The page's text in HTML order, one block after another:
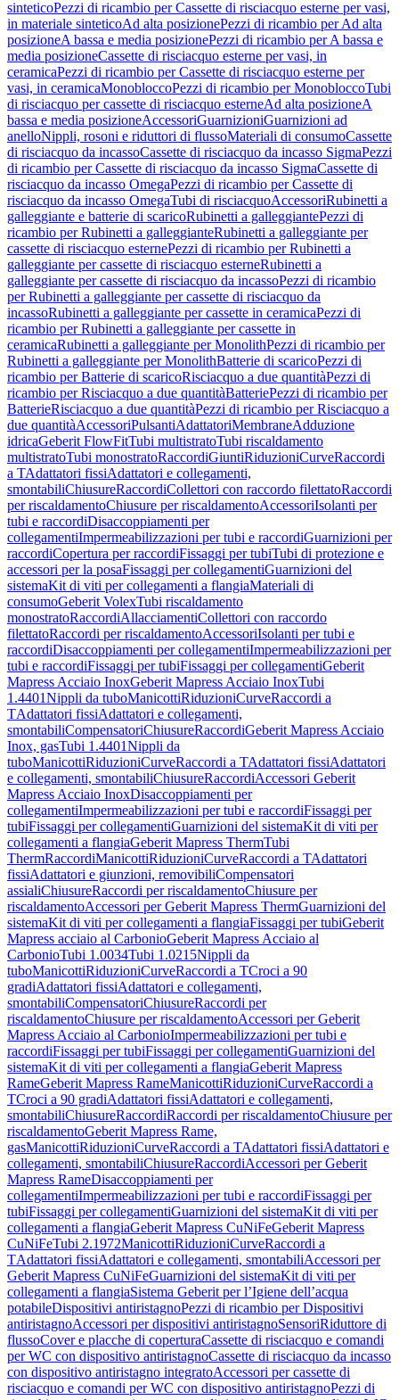
sinteticoPezzi di ricambio per Cassette di risciacquo esterne per vasi,
in materiale sinteticoAd alta posizionePezzi di ricambio per Ad alta
posizioneA bassa e media posizionePezzi di ricambio per A bassa e
media posizioneCassette di risciacquo esterne per vasi, in
ceramicaPezzi di ricambio per Cassette di risciacquo esterne per
vasi, in ceramicaMonobloccoPezzi di ricambio per MonobloccoTubi
di risciacquo per cassette di risciacquo esterneAd alta posizioneA
bassa e media posizioneAccessoriGuarnizioniGuarnizioni ad
anelloNippli, rosoni e riduttori di flussoMateriali di consumoCassette
di risciacquo da incassoCassette di risciacquo da incasso SigmaPezzi
di ricambio per Cassette di risciacquo da incasso SigmaCassette di
risciacquo da incasso OmegaPezzi di ricambio per Cassette di
risciacquo da incasso OmegaTubi di risciacquoAccessoriRubinetti a
galleggiante e batterie di scaricoRubinetti a galleggiantePezzi di
ricambio per Rubinetti a galleggianteRubinetti a galleggiante per
cassette di risciacquo esternePezzi di ricambio per Rubinetti a
galleggiante per cassette di risciacquo esterneRubinetti a
galleggiante per cassette di risciacquo da incassoPezzi di ricambio
per Rubinetti a galleggiante per cassette di risciacquo da
incassoRubinetti a galleggiante per cassette in ceramicaPezzi di
ricambio per Rubinetti a galleggiante per cassette in
ceramicaRubinetti a galleggiante per MonolithPezzi di ricambio per
Rubinetti a galleggiante per MonolithBatterie di scaricoPezzi di
ricambio per Batterie di scaricoRisciacquo a due quantitàPezzi di
ricambio per Risciacquo a due quantitàBatteriePezzi di ricambio per
BatterieRisciacquo a due quantitàPezzi di ricambio per Risciacquo a
due quantitàAccessoriPulsantiAdattatoriMembraneAdduzione
idricaGeberit FlowFitTubi multistratoTubi riscaldamento
multistratoTubi monostratoRaccordiGiuntiRiduzioniCurveRaccordi
a TAdattatori fissiAdattatori e collegamenti,
smontabiliChiusureRaccordiCollettori con raccordo filettatoRaccordi
per riscaldamentoChiusure per riscaldamentoAccessoriIsolanti per
tubi e raccordiDisaccoppiamenti per
collegamentiImpermeabilizzazioni per tubi e raccordiGuarnizioni per
raccordiCopertura per raccordiFissaggi per tubiTubi di protezione e
accessori per la posaFissaggi per collegamentiGuarnizioni del
sistemaKit di viti per collegamenti a flangiaMateriali di
consumoGeberit VolexTubi riscaldamento
monostratoRaccordiAllacciamentiCollettori con raccordo
filettatoRaccordi per riscaldamentoAccessoriIsolanti per tubi e
raccordiDisaccoppiamenti per collegamentiImpermeabilizzazioni per
tubi e raccordiFissaggi per tubiFissaggi per collegamentiGeberit
Mapress Acciaio InoxGeberit Mapress Acciaio InoxTubi
1.4401Nippli da tuboManicottiRiduzioniCurveRaccordi a
TAdattatori fissiAdattatori e collegamenti,
smontabiliCompensatoriChiusureRaccordiGeberit Mapress Acciaio
Inox, gasTubi 1.4401Nippli da
tuboManicottiRiduzioniCurveRaccordi a TAdattatori fissiAdattatori
e collegamenti, smontabiliChiusureRaccordiAccessori Geberit
Mapress Acciaio InoxDisaccoppiamenti per
collegamentiImpermeabilizzazioni per tubi e raccordiFissaggi per
tubiFissaggi per collegamentiGuarnizioni del sistemaKit di viti per
collegamenti a flangiaGeberit Mapress ThermTubi
ThermRaccordiManicottiRiduzioniCurveRaccordi a TAdattatori
fissiAdattatori e giunzioni, removibiliCompensatori
assialiChiusureRaccordi per riscaldamentoChiusure per
riscaldamentoAccessori per Geberit Mapress ThermGuarnizioni del
sistemaKit di viti per collegamenti a flangiaFissaggi per tubiGeberit
Mapress acciaio al CarbonioGeberit Mapress Acciaio al
CarbonioTubi 1.0034Tubi 1.0215Nippli da
tuboManicottiRiduzioniCurveRaccordi a TCroci a 90
gradiAdattatori fissiAdattatori e collegamenti,
smontabiliCompensatoriChiusureRaccordi per
riscaldamentoChiusure per riscaldamentoAccessori per Geberit
Mapress Acciaio al CarbonioImpermeabilizzazioni per tubi e
raccordiFissaggi per tubiFissaggi per collegamentiGuarnizioni del
sistemaKit di viti per collegamenti a flangiaGeberit Mapress
RameGeberit Mapress RameManicottiRiduzioniCurveRaccordi a
TCroci a 90 gradiAdattatori fissiAdattatori e collegamenti,
smontabiliChiusureRaccordiRaccordi per riscaldamentoChiusure per
riscaldamentoGeberit Mapress Rame,
gasManicottiRiduzioniCurveRaccordi a TAdattatori fissiAdattatori e
collegamenti, smontabiliChiusureRaccordiAccessori per Geberit
Mapress RameDisaccoppiamenti per
collegamentiImpermeabilizzazioni per tubi e raccordiFissaggi per
tubiFissaggi per collegamentiGuarnizioni del sistemaKit di viti per
collegamenti a flangiaGeberit Mapress CuNiFeGeberit Mapress
CuNiFeTubi 2.1972ManicottiRiduzioniCurveRaccordi a
TAdattatori fissiAdattatori e collegamenti, smontabiliAccessori per
Geberit Mapress CuNiFeGuarnizioni del sistemaKit di viti per
collegamenti a flangiaSistema Geberit per l’Igiene dell’acqua
potabileDispositivi antiristagnoPezzi di ricambio per Dispositivi
antiristagnoAccessori per dispositivi antiristagnoSensoriRiduttore di
flussoCover e placche di coperturaCassette di risciacquo e comandi
per WC con dispositivo antiristagnoCassette di risciacquo da incasso
con dispositivo antiristagno integratoAccessori per cassette di
risciacquo e comandi per WC con dispositivo antiristagnoPezzi di